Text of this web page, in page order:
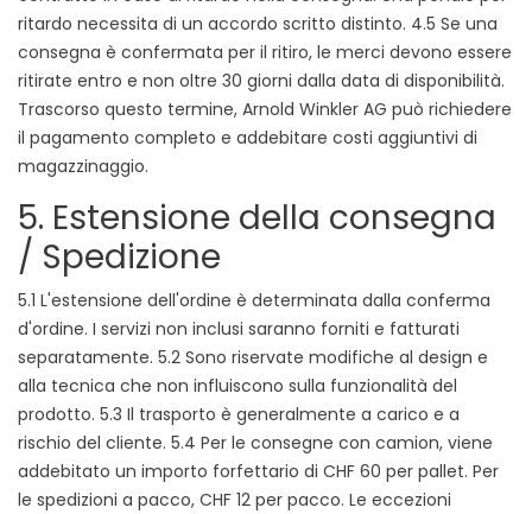
ritardo necessita di un accordo scritto distinto. 4.5 Se una
consegna è confermata per il ritiro, le merci devono essere
ritirate entro e non oltre 30 giorni dalla data di disponibilità.
Trascorso questo termine, Arnold Winkler AG può richiedere
il pagamento completo e addebitare costi aggiuntivi di
magazzinaggio.
5. Estensione della consegna
/ Spedizione
5.1 L'estensione dell'ordine è determinata dalla conferma
d'ordine. I servizi non inclusi saranno forniti e fatturati
separatamente. 5.2 Sono riservate modifiche al design e
alla tecnica che non influiscono sulla funzionalità del
prodotto. 5.3 Il trasporto è generalmente a carico e a
rischio del cliente. 5.4 Per le consegne con camion, viene
addebitato un importo forfettario di CHF 60 per pallet. Per
le spedizioni a pacco, CHF 12 per pacco. Le eccezioni